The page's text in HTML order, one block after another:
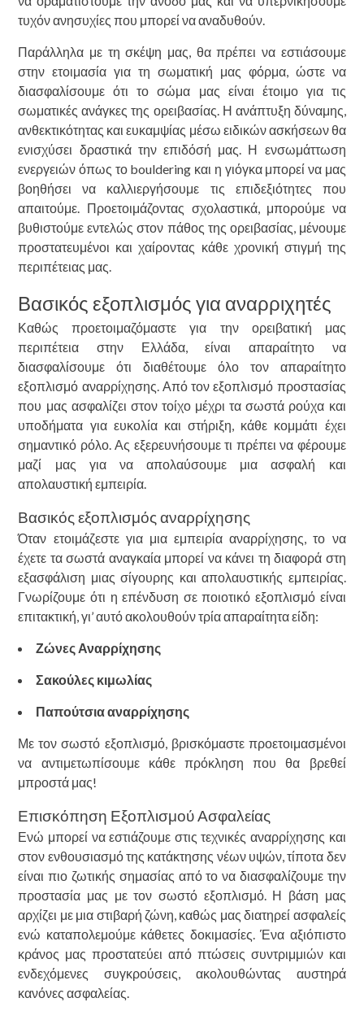
τυχόν ανησυχίες που μπορεί να αναδυθούν.
Παράλληλα με τη σκέψη μας, θα πρέπει να εστιάσουμε
στην ετοιμασία για τη σωματική μας φόρμα, ώστε να
διασφαλίσουμε ότι το σώμα μας είναι έτοιμο για τις
σωματικές ανάγκες της ορειβασίας. Η ανάπτυξη δύναμης,
ανθεκτικότητας και ευκαμψίας μέσω ειδικών ασκήσεων θα
ενισχύσει δραστικά την επιδόσή μας. Η ενσωμάττωση
ενεργειών όπως το bouldering και η γιόγκα μπορεί να μας
βοηθήσει να καλλιεργήσουμε τις επιδεξιότητες που
απαιτούμε. Προετοιμάζοντας σχολαστικά, μπορούμε να
βυθιστούμε εντελώς στον πάθος της ορειβασίας, μένουμε
προστατευμένοι και χαίροντας κάθε χρονική στιγμή της
περιπέτειας μας.
Βασικός εξοπλισμός για αναρριχητές
Καθώς προετοιμαζόμαστε για την ορειβατική μας
περιπέτεια στην Ελλάδα, είναι απαραίτητο να
διασφαλίσουμε ότι διαθέτουμε όλο τον απαραίτητο
εξοπλισμό αναρρίχησης. Από τον εξοπλισμό προστασίας
που μας ασφαλίζει στον τοίχο μέχρι τα σωστά ρούχα και
υποδήματα για ευκολία και στήριξη, κάθε κομμάτι έχει
σημαντικό ρόλο. Ας εξερευνήσουμε τι πρέπει να φέρουμε
μαζί μας για να απολαύσουμε μια ασφαλή και
απολαυστική εμπειρία.
Βασικός εξοπλισμός αναρρίχησης
Όταν ετοιμάζεστε για μια εμπειρία αναρρίχησης, το να
έχετε τα σωστά αναγκαία μπορεί να κάνει τη διαφορά στη
εξασφάλιση μιας σίγουρης και απολαυστικής εμπειρίας.
Γνωρίζουμε ότι η επένδυση σε ποιοτικό εξοπλισμό είναι
επιτακτική, γι’ αυτό ακολουθούν τρία απαραίτητα είδη:
Ζώνες Αναρρίχησης
Σακούλες κιμωλίας
Παπούτσια αναρρίχησης
Με τον σωστό εξοπλισμό, βρισκόμαστε προετοιμασμένοι
να αντιμετωπίσουμε κάθε πρόκληση που θα βρεθεί
μπροστά μας!
Επισκόπηση Εξοπλισμού Ασφαλείας
Ενώ μπορεί να εστιάζουμε στις τεχνικές αναρρίχησης και
στον ενθουσιασμό της κατάκτησης νέων υψών, τίποτα δεν
είναι πιο ζωτικής σημασίας από το να διασφαλίζουμε την
προστασία μας με τον σωστό εξοπλισμό. Η βάση μας
αρχίζει με μια στιβαρή ζώνη, καθώς μας διατηρεί ασφαλείς
ενώ καταπολεμούμε κάθετες δοκιμασίες. Ένα αξιόπιστο
κράνος μας προστατεύει από πτώσεις συντριμμιών και
ενδεχόμενες συγκρούσεις, ακολουθώντας αυστηρά
κανόνες ασφαλείας.